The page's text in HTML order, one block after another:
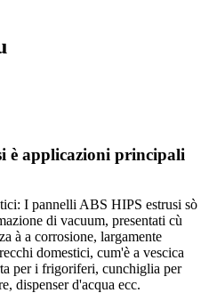
è applicazioni principali
I pannelli ABS HIPS estrusi sò
di vacuum, presentati cù
à a corrosione, largamente
domestici, cum'è a vescica
per i frigoriferi, cunchiglia per
dispenser d'acqua ecc.